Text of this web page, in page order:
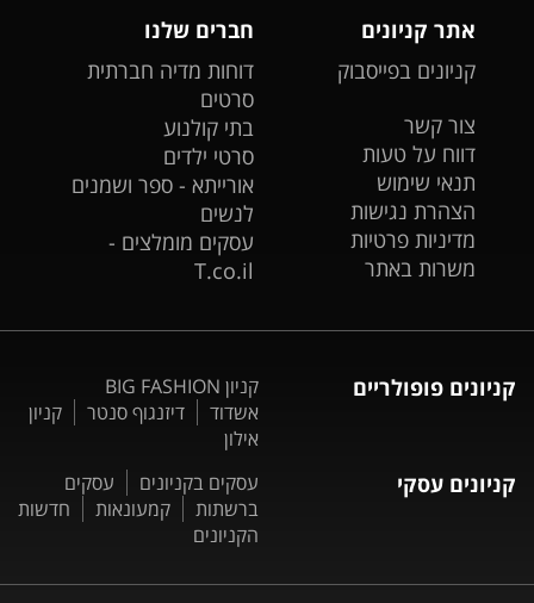
אתר קניונים
קניונים בפייסבוק
צור קשר
דווח על טעות
תנאי שימוש
הצהרת נגישות
מדיניות פרטיות
משרות באתר
חברים שלנו
דוחות מדיה חברתית
סרטים
בתי קולנוע
סרטי ילדים
אורייתא - ספר ושמנים
לנשים
עסקים מומלצים -
T.co.il
קניונים פופולריים
קניון BIG FASHION
אשדוד
דיזנגוף סנטר
קניון
אילון
קניונים עסקי עסקים בקניונים
עסקים
ברשתות
קמעונאות
חדשות
הקניונים